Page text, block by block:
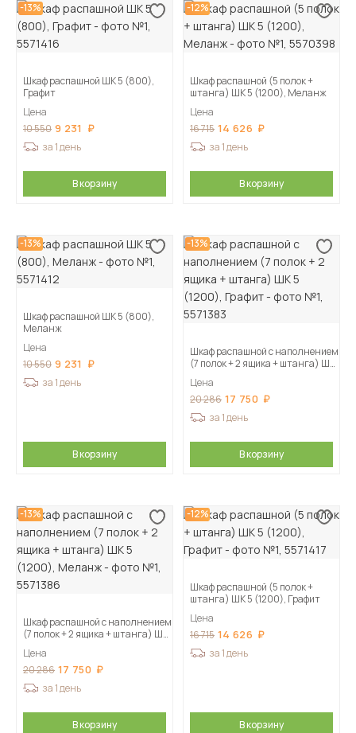
-13%
Шкаф распашной ШК 5 (800),
Графит
Цена
10 550 9 231
за 1 день
В корзину
-12%
Шкаф распашной (5 полок +
штанга) ШК 5 (1200), Меланж
Цена
16 715 14 626
за 1 день
В корзину
-13%
Шкаф распашной ШК 5 (800),
Меланж
Цена
10 550 9 231
за 1 день
В корзину
-13%
Шкаф распашной с наполнением
(7 полок + 2 ящика + штанга) ШК
Цена
20 286 17 750
за 1 день
В корзину
-13%
Шкаф распашной с наполнением
(7 полок + 2 ящика + штанга) ШК
Цена
20 286 17 750
за 1 день
В корзину
-12%
Шкаф распашной (5 полок +
штанга) ШК 5 (1200), Графит
Цена
16 715 14 626
за 1 день
В корзину